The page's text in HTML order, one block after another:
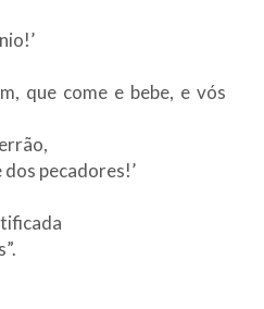
que come e bebe, e vós
pecadores!’